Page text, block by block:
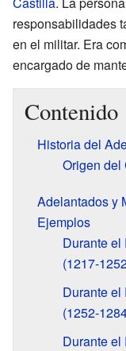
responsabilidades
en el militar. Era
encargado de
Contenido
Historia del
Origen del
Adelantados y
Ejemplos
Durante
(1217-
Durante
(1252-
Durante